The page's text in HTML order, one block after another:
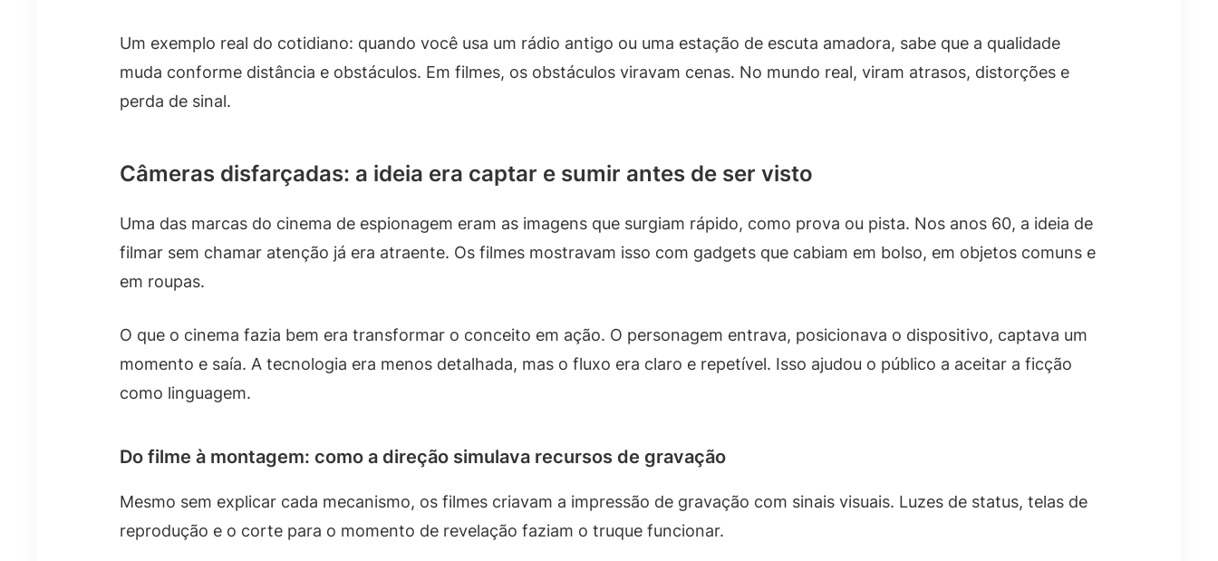
Um exemplo real do cotidiano: quando você usa um rádio antigo ou uma estação de escuta amadora, sabe que a qualidade
muda conforme distância e obstáculos. Em filmes, os obstáculos viravam cenas. No mundo real, viram atrasos, distorções e
perda de sinal.
Câmeras disfarçadas: a ideia era captar e sumir antes de ser visto
Uma das marcas do cinema de espionagem eram as imagens que surgiam rápido, como prova ou pista. Nos anos 60, a ideia de
filmar sem chamar atenção já era atraente. Os filmes mostravam isso com gadgets que cabiam em bolso, em objetos comuns e
em roupas.
O que o cinema fazia bem era transformar o conceito em ação. O personagem entrava, posicionava o dispositivo, captava um
momento e saía. A tecnologia era menos detalhada, mas o fluxo era claro e repetível. Isso ajudou o público a aceitar a ficção
como linguagem.
Do filme à montagem: como a direção simulava recursos de gravação
Mesmo sem explicar cada mecanismo, os filmes criavam a impressão de gravação com sinais visuais. Luzes de status, telas de
reprodução e o corte para o momento de revelação faziam o truque funcionar.